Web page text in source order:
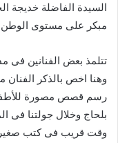
السيدة الفاضلة
مبكر على مستوى الوطن
تتلمذ بعض الفنانين فى
وهنا اخص بالذكر
رسم قصص مصورة
بلحاج وخلال جولتنا فى
وقت قريب فى كتب